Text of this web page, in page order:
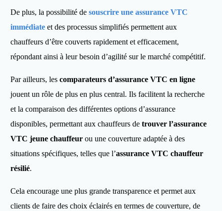
De plus, la possibilité desouscrire une assurance VTC
immédiate et des processus simplifiés permettent aux
chauffeurs d’être couverts rapidement et efficacement,
répondant ainsi à leur besoin d’agilité sur le marché compétitif.
Par ailleurs, lescomparateurs d’assurance VTC en ligne
jouent un rôle de plus en plus central. Ils facilitent la recherche
et la comparaison des différentes options d’assurance
disponibles, permettant aux chauffeurs detrouver l’assurance
VTC jeune chauffeur ou une couverture adaptée à des
situations spécifiques, telles que l’assurance VTC chauffeur
résilié.
Cela encourage une plus grande transparence et permet aux
clients de faire des choix éclairés en termes de couverture, de